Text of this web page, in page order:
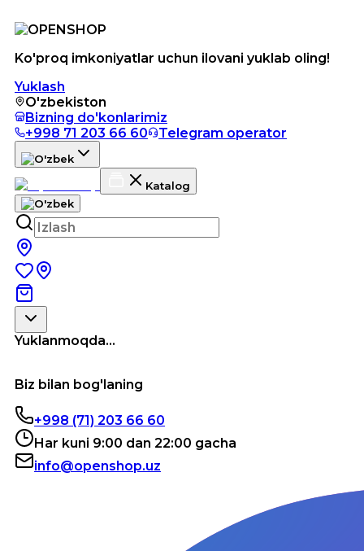
Ko'proq imkoniyatlar uchun ilovani yuklab oling!
Yuklash
O'zbekiston
Bizning do'konlarimiz
+998 71 203 66 60
Telegram operator
Katalog
Yuklanmoqda...
Biz bilan bog'laning
+998 (71) 203 66 60
Har kuni 9:00 dan 22:00 gacha
info@openshop.uz